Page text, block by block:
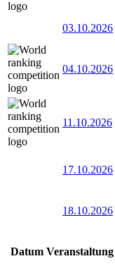
03.10.2026
04.10.2026
11.10.2026
17.10.2026
18.10.2026
Datum Veranstaltung